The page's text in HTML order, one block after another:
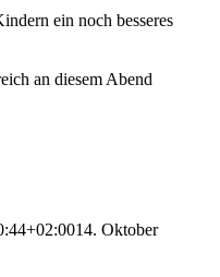
ein noch besseres
an diesem Abend
14. Oktober